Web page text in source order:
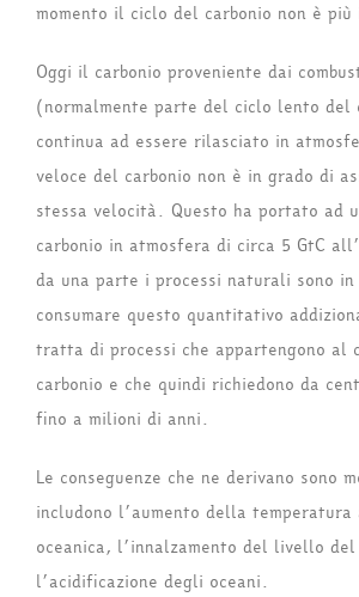
momento il ciclo del carbonio non è
Oggi il carbonio proveniente dai
(normalmente parte del ciclo lento del
continua ad essere rilasciato in
veloce del carbonio non è in grado di
stessa velocità. Questo ha portato ad
carbonio in atmosfera di circa 5 GtC
da una parte i processi naturali sono in
consumare questo quantitativo
tratta di processi che appartengono al
carbonio e che quindi richiedono da
fino a milioni di anni.
Le conseguenze che ne derivano sono
includono l’aumento della temperatura
oceanica, l’innalzamento del livello del
l’acidificazione degli oceani.